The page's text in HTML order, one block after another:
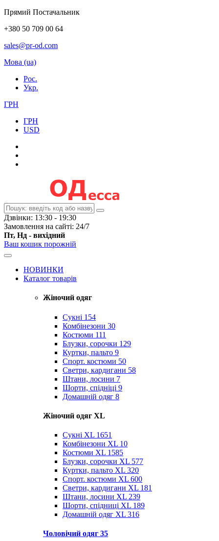
Прямий Постачальник
+380 50 709 00 64
sales@pr-od.com
Мова (ua)
Рос.
Укр.
ГРН
ГРН
USD
Дзвінки: 13:30 - 19:30
Замовлення на сайті: 24/7
Пт, Нд - вихідний
Ваш кошик порожній
НОВИНКИ
Каталог товарів
Жіночий одяг
Сукні 154
Комбінезони 30
Костюми 111
Блузки, сорочки 129
Куртки, пальто 9
Спорт. костюми 50
Светри, кардигани 58
Штани, лосини 7
Шорти, спідніці 9
Домашній одяг 8
Жіночий одяг XL
Cукні XL 1651
Комбінезони XL 10
Костюми XL 1585
Блузки, сорочки XL 577
Куртки, пальто XL 320
Спорт. костюми XL 600
Светри, кардигани XL 181
Штани, лосини XL 239
Шорти, спідниці XL 189
Домашній одяг XL 316
Чоловічий одяг 35